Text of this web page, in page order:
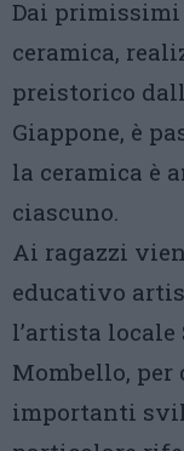
Dai
ceramica,
preistorico
Giappone, è
la ceramica è
ciascuno.
Ai ragazzi
educativo
l’artista locale
Mombello, per
importanti